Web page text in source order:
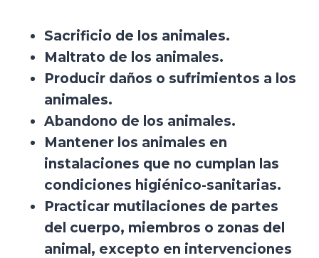
Sacrificio de los animales.
Maltrato de los animales.
Producir daños o sufrimientos a los
animales.
Abandono de los animales.
Mantener los animales en
instalaciones que no cumplan las
condiciones higiénico-sanitarias.
Practicar mutilaciones de partes
del cuerpo, miembros o zonas del
animal, excepto en intervenciones